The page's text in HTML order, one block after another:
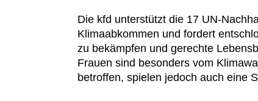
Die kfd unterstützt die 17 UN-
Klimaabkommen und fordert
zu bekämpfen und gerechte
Frauen sind besonders vom
betroffen, spielen jedoch auch eine